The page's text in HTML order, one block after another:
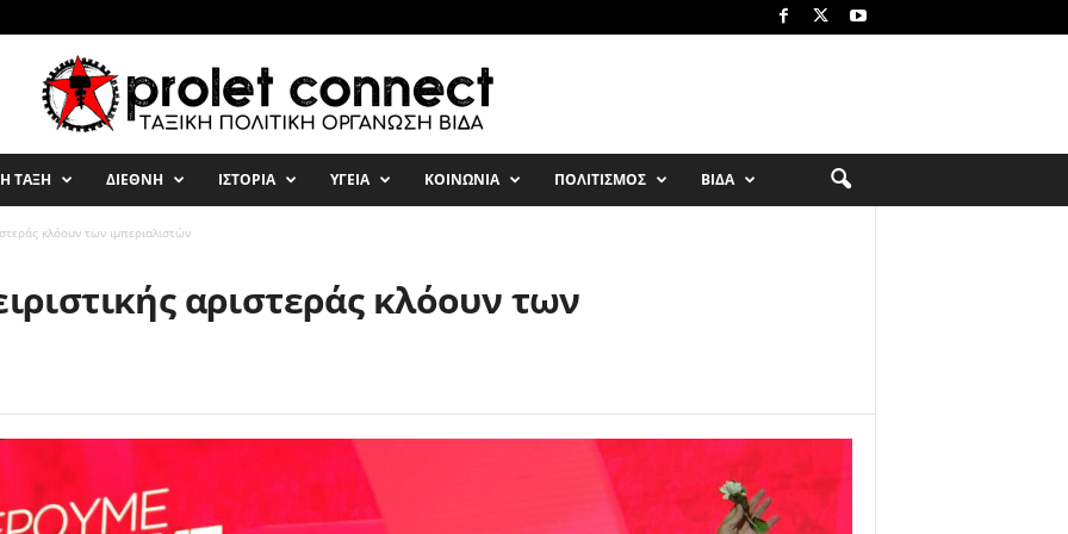
ΤΑΞΗ ΔΙΕΘΝΗ ΙΣΤΟΡΙΑ ΥΓΕΙΑ ΚΟΙΝΩΝΙΑ ΠΟΛΙΤΙΣΜΟΣ ΒΙΔΑ
κλόουν των ιμπεριαλιστών
αριστεράς κλόουν των